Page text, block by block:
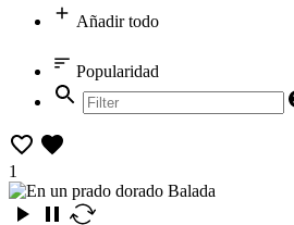
Añadir todo
Popularidad
1